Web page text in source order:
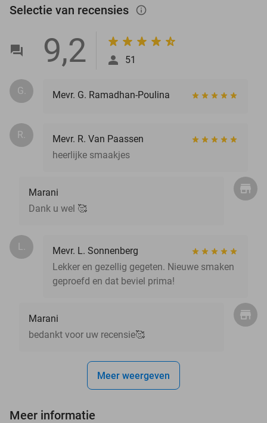
Selectie van recensies info_outlined
9,2 51
G. Mevr. G. Ramadhan-Poulina
R.
Mevr. R. Van Paassen
heerlijke smaakjes
Marani
Dank u wel 🥰
L.
Mevr. L. Sonnenberg
Lekker en gezellig gegeten. Nieuwe smaken
geproefd en dat beviel prima!
Marani
bedankt voor uw recensie🥰
Meer weergeven
Meer informatie